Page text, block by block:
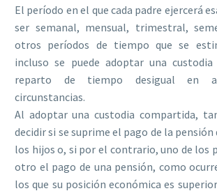
El período en el que cada padre ejercerá
ser semanal, mensual, trimestral,
otros períodos de tiempo que se
incluso se puede adoptar una
reparto de tiempo desigual en
circunstancias.
Al adoptar una custodia compartida,
decidir si se suprime el pago de la
los hijos o, si por el contrario, uno de los
otro el pago de una pensión, como
los que su posición económica es